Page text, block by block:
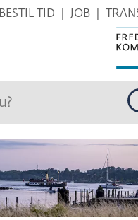
Hop
BESTIL TID JOB